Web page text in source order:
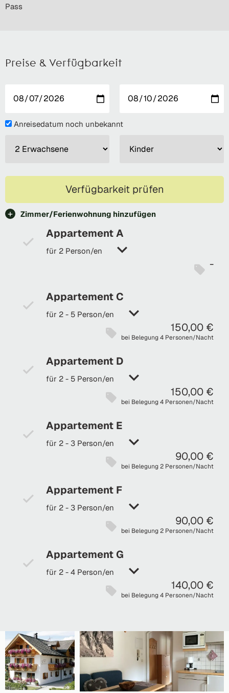
Pass
Preise & Verfügbarkeit
Anreisedatum noch unbekannt
Verfügbarkeit prüfen
Zimmer/Ferienwohnung hinzufügen
Appartement A
für 2 Person/en
-
Appartement C
für 2 - 5 Person/en
150,00 €
bei Belegung 4 Personen/Nacht
Appartement D
für 2 - 5 Person/en
150,00 €
bei Belegung 4 Personen/Nacht
Appartement E
für 2 - 3 Person/en
90,00 €
bei Belegung 2 Personen/Nacht
Appartement F
für 2 - 3 Person/en
90,00 €
bei Belegung 2 Personen/Nacht
Appartement G
für 2 - 4 Person/en
140,00 €
bei Belegung 4 Personen/Nacht